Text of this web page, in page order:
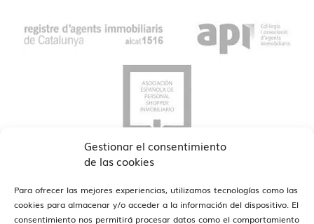
Gestionar el consentimiento
de las cookies
Para ofrecer las mejores experiencias, utilizamos tecnologías como las
cookies para almacenar y/o acceder a la información del dispositivo. El
consentimiento nos permitirá procesar datos como el comportamiento